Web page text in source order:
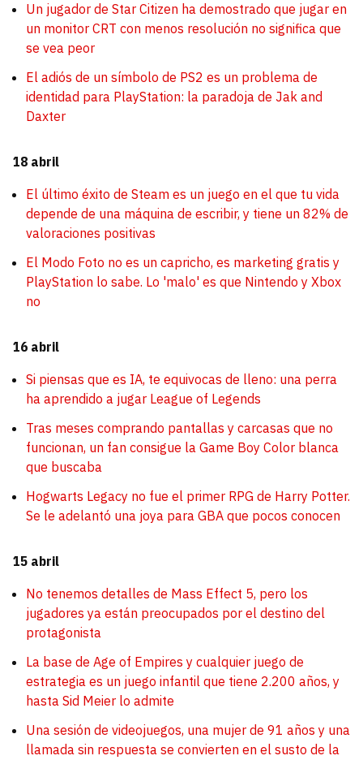
Un jugador de Star Citizen ha demostrado que jugar en
un monitor CRT con menos resolución no significa que
se vea peor
El adiós de un símbolo de PS2 es un problema de
identidad para PlayStation: la paradoja de Jak and
Daxter
18 abril
El último éxito de Steam es un juego en el que tu vida
depende de una máquina de escribir, y tiene un 82% de
valoraciones positivas
El Modo Foto no es un capricho, es marketing gratis y
PlayStation lo sabe. Lo 'malo' es que Nintendo y Xbox
no
16 abril
Si piensas que es IA, te equivocas de lleno: una perra
ha aprendido a jugar League of Legends
Tras meses comprando pantallas y carcasas que no
funcionan, un fan consigue la Game Boy Color blanca
que buscaba
Hogwarts Legacy no fue el primer RPG de Harry Potter.
Se le adelantó una joya para GBA que pocos conocen
15 abril
No tenemos detalles de Mass Effect 5, pero los
jugadores ya están preocupados por el destino del
protagonista
La base de Age of Empires y cualquier juego de
estrategia es un juego infantil que tiene 2.200 años, y
hasta Sid Meier lo admite
Una sesión de videojuegos, una mujer de 91 años y una
llamada sin respuesta se convierten en el susto de la